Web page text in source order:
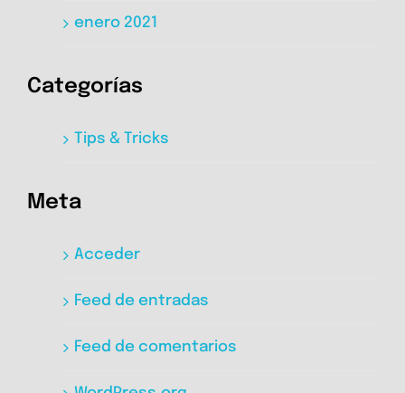
enero 2021
Categorías
Tips & Tricks
Meta
Acceder
Feed de entradas
Feed de comentarios